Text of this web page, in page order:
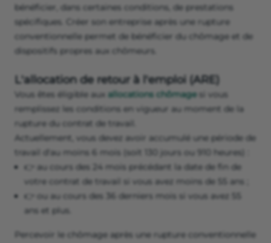
bénéficier, dans certaines conditions, de prestations
spécifiques. Créer son entreprise après une rupture
conventionnelle permet de bénéficier du chômage et de
dispositifs propres aux chômeurs.
L'allocation de retour à l'emploi (ARE)
Vous êtes éligible aux allocations chômagesi vous
remplissez les conditions en vigueur au moment de la
rupture du contrat de travail.
Actuellement, vous devez avoir accumulé une période de
travail d'au moins 6 mois (soit 130 jours ou 910 heures) :
👉 au cours des 24 mois précédant la date de fin de
votre contrat de travail si vous avez moins de 55 ans ;
👉 ou au cours des 36 derniers mois si vous avez 55
ans et plus.
Percevoir le chômage après une rupture conventionnelle